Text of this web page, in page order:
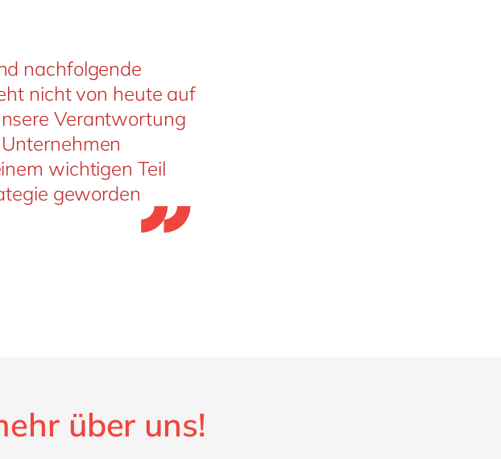
nachfolgende
nicht von heute auf
Verantwortung
wichtigen Teil
geworden
über uns!